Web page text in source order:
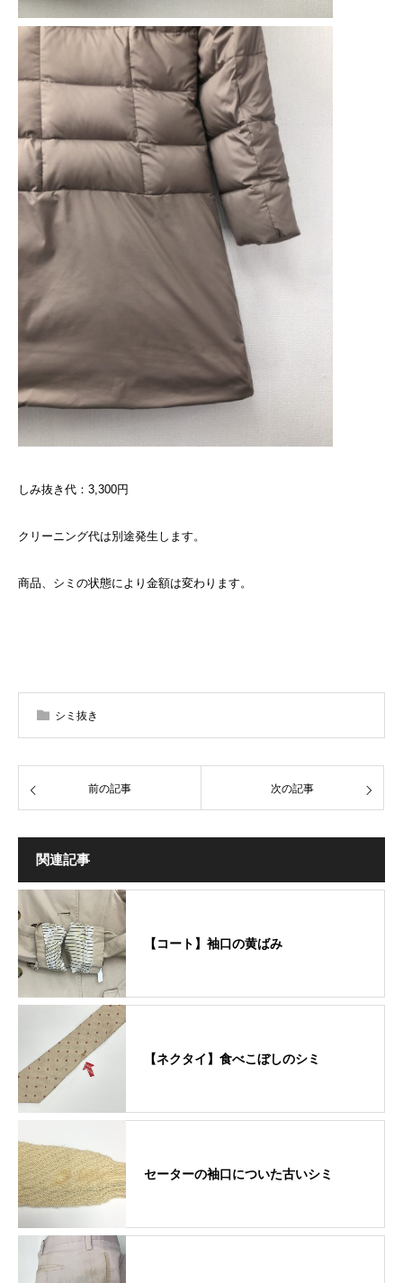
しみ抜き代：3,300円
クリーニング代は別途発生します。
商品、シミの状態により金額は変わります。
シミ抜き
前の記事 次の記事
関連記事
【コート】袖口の黄ばみ
【ネクタイ】食べこぼしのシミ
セーターの袖口についた古いシミ